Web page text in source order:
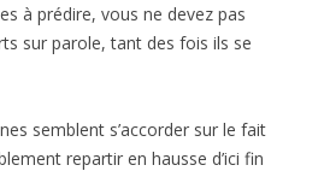
à prédire, vous ne devez pas
sur parole, tant des fois ils se
semblent s’accorder sur le fait
repartir en hausse d’ici fin